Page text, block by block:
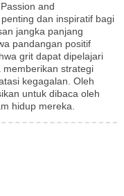
and
dan inspiratif bagi
jangka panjang
pandangan positif
grit dapat dipelajari
strategi
kegagalan. Oleh
untuk dibaca oleh
hidup mereka.